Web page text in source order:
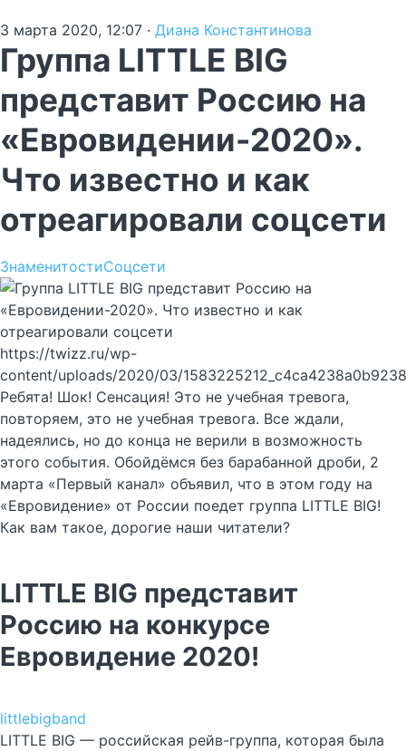
3 марта 2020, 12:07 · Диана Константинова
Группа LITTLE BIG
представит Россию на
«Евровидении-2020».
Что известно и как
отреагировали соцсети
ЗнаменитостиСоцсети
https://twizz.ru/wp-
content/uploads/2020/03/
Ребята! Шок! Сенсация! Это не учебная тревога,
повторяем, это не учебная тревога. Все ждали,
надеялись, но до конца не верили в возможность
этого события. Обойдёмся без барабанной дроби, 2
марта «Первый канал» объявил, что в этом году на
«Евровидение» от России поедет группа LITTLE BIG!
Как вам такое, дорогие наши читатели?
LITTLE BIG представит
Россию на конкурсе
Евровидение 2020!
littlebigband
LITTLE BIG — российская рейв-группа, которая была